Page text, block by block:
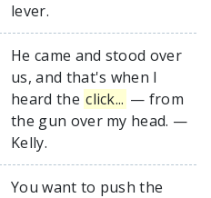
lever.
He came and stood over
us, and that's when I
heard the click... — from
the gun over my head. —
Kelly.
You want to push the